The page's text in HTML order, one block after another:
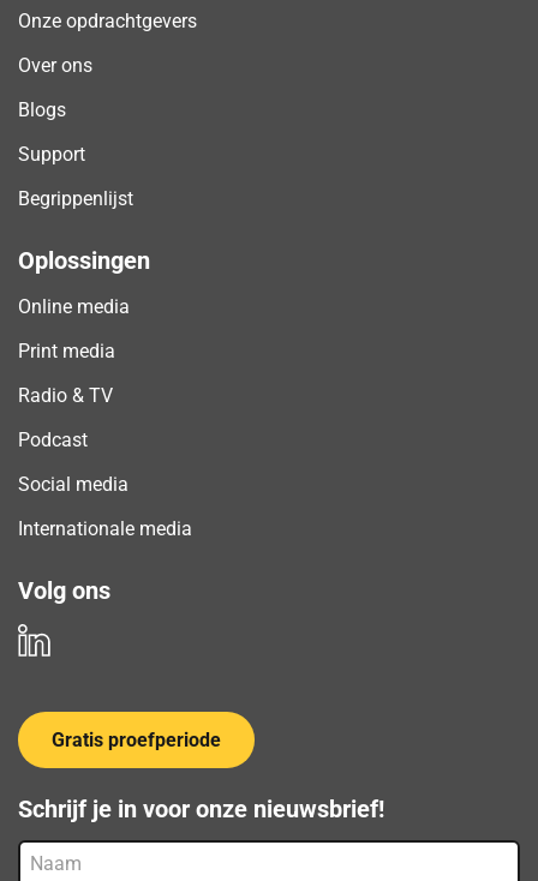
Onze opdrachtgevers
Over ons
Blogs
Support
Begrippenlijst
Oplossingen
Online media
Print media
Radio & TV
Podcast
Social media
Internationale media
Volg ons
Gratis proefperiode
Schrijf je in voor onze nieuwsbrief!
Naam